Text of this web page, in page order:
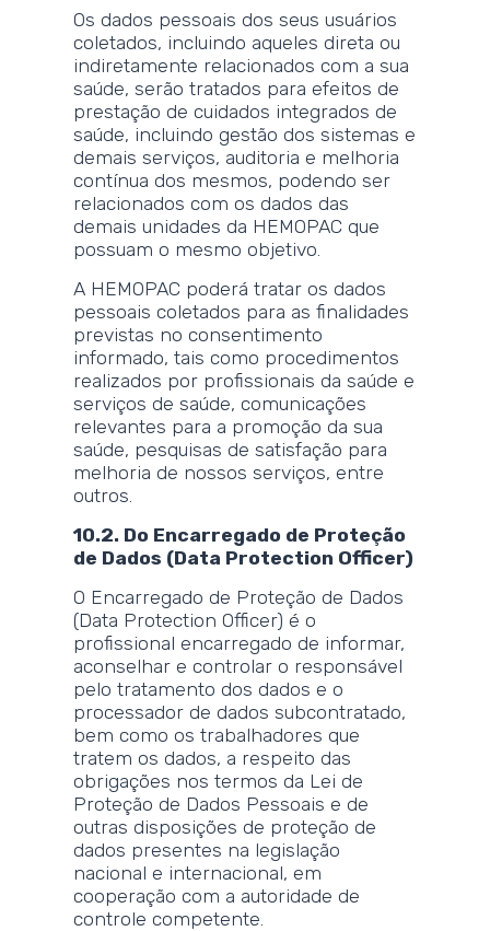
Os dados pessoais dos seus usuários
coletados, incluindo aqueles direta ou
indiretamente relacionados com a sua
saúde, serão tratados para efeitos de
prestação de cuidados integrados de
saúde, incluindo gestão dos sistemas e
demais serviços, auditoria e melhoria
contínua dos mesmos, podendo ser
relacionados com os dados das
demais unidades da HEMOPAC que
possuam o mesmo objetivo.
A HEMOPAC poderá tratar os dados
pessoais coletados para as finalidades
previstas no consentimento
informado, tais como procedimentos
realizados por profissionais da saúde e
serviços de saúde, comunicações
relevantes para a promoção da sua
saúde, pesquisas de satisfação para
melhoria de nossos serviços, entre
outros.
10.2. Do Encarregado de Proteção
de Dados (Data Protection Officer)
O Encarregado de Proteção de Dados
(Data Protection Officer) é o
profissional encarregado de informar,
aconselhar e controlar o responsável
pelo tratamento dos dados e o
processador de dados subcontratado,
bem como os trabalhadores que
tratem os dados, a respeito das
obrigações nos termos da Lei de
Proteção de Dados Pessoais e de
outras disposições de proteção de
dados presentes na legislação
nacional e internacional, em
cooperação com a autoridade de
controle competente.